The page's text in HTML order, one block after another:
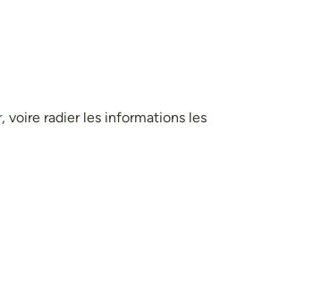
voire radier les informations les